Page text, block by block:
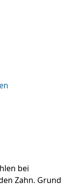
bei
Zahn. Grund